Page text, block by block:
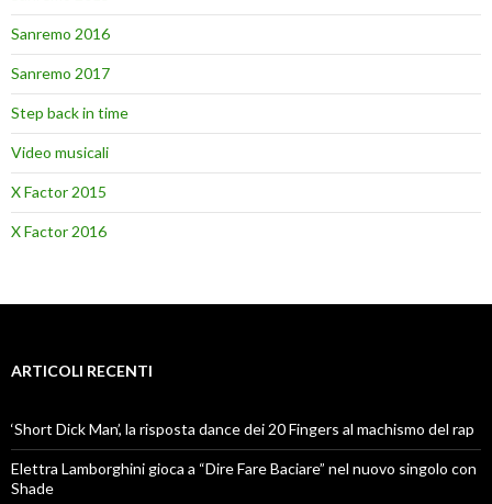
Sanremo 2016
Sanremo 2017
Step back in time
Video musicali
X Factor 2015
X Factor 2016
ARTICOLI RECENTI
‘Short Dick Man’, la risposta dance dei 20 Fingers al machismo del rap
Elettra Lamborghini gioca a “Dire Fare Baciare” nel nuovo singolo con
Shade